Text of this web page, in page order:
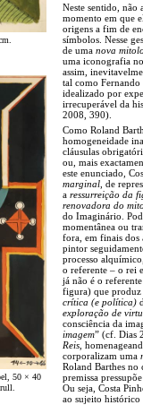
50 × 40
Neste sentido, não
momento em que
origens a fim de
símbolos. Nesse
de uma nova
uma iconografia
assim,
tal como Fernando
idealizado por
irrecuperável da
2008, 390).
Como Roland
homogeneidade
cláusulas
ou, mais
este enunciado,
marginal , de
a ressurreição da
renovadora do
do Imaginário.
momentânea ou
fora, em finais dos
pintor
processo
o referente – o rei
já não é o
figura) que produz
crítica (e política)
exploração de
consciência da
imagem” (cf. Dias
Reis ,
corporalizam uma
Roland Barthes
premissa
Ou seja, Costa
ao sujeito